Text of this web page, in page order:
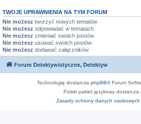
TWOJE UPRAWNIENIA NA TYM FORUM
Nie możesz tworzyć nowych tematów
Nie możesz odpowiadać w tematach
Nie możesz zmieniać swoich postów
Nie możesz usuwać swoich postów
Nie możesz dodawać załączników
Forum Detektywistyczne, Detektyw
Technologię dostarcza phpBB® Forum
Polski pakiet językowy dostarcza
Zasady ochrony danych osobowych